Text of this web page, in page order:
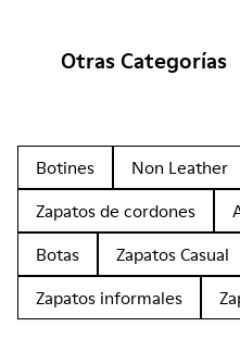
Otras Categorías
Botines Non Leather
Zapatos de cordones
Botas
Zapatos Casual
Zapatos informales